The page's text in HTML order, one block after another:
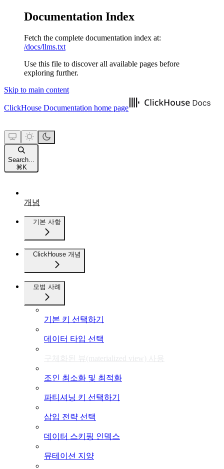
Documentation Index
Fetch the complete documentation index at:
/docs/llms.txt
Use this file to discover all available pages before
exploring further.
Skip to main content
ClickHouse Documentation home page
Search...
⌘ K
개념
기본 사항
ClickHouse 개념
모범 사례
기본 키 선택하기
데이터 타입 선택
구체화된 뷰(materialized view) 사용
조인 최소화 및 최적화
파티셔닝 키 선택하기
삽입 전략 선택
데이터 스키핑 인덱스
뮤테이션 지양